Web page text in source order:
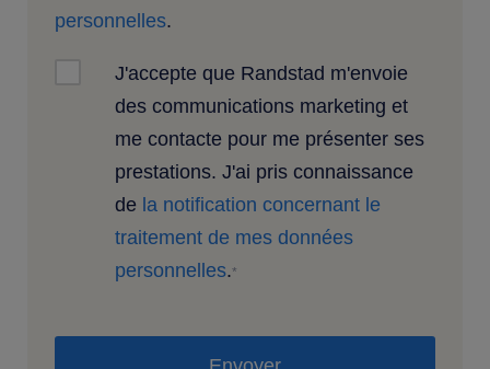
personnelles.
J'accepte que Randstad m'envoie
des communications marketing et
me contacte pour me présenter ses
prestations. J'ai pris connaissance
de la notification concernant le
traitement de mes données
personnelles.*